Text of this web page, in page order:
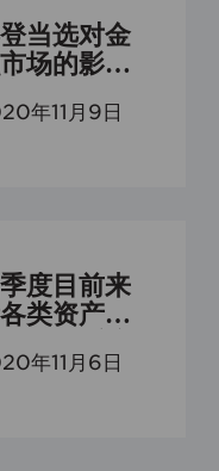
当选对金
场的影响
置的影响
年11月9日
度目前来
类资产均
资机会，
年11月6日